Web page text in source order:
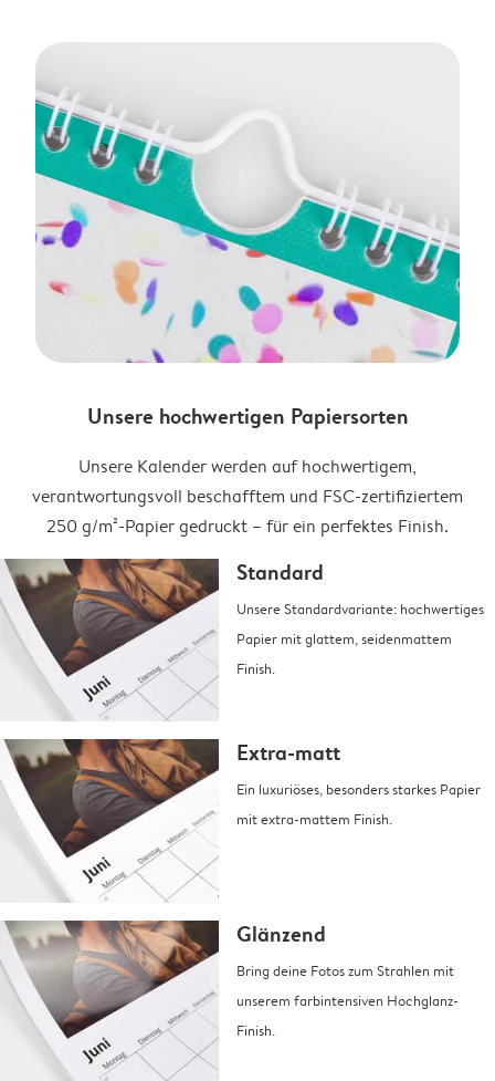
Unsere hochwertigen Papiersorten
Unsere Kalender werden auf hochwertigem,
verantwortungsvoll beschafftem und FSC-zertifiziertem
250 g/m²-Papier gedruckt – für ein perfektes Finish.
Standard
Unsere Standardvariante: hochwertiges
Papier mit glattem, seidenmattem
Finish.
Extra-matt
Ein luxuriöses, besonders starkes Papier
mit extra-mattem Finish.
Glänzend
Bring deine Fotos zum Strahlen mit
unserem farbintensiven Hochglanz-
Finish.